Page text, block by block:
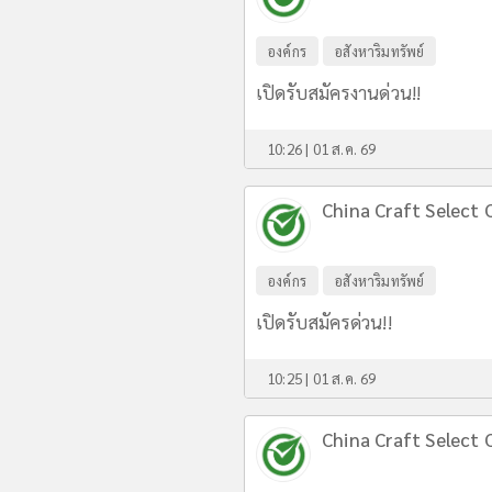
องค์กร อสังหาริมทรัพย์
เปิดรับสมัครงานด่วน!!
10:26 | 01 ส.ค. 69
China Craft Select
องค์กร อสังหาริมทรัพย์
เปิดรับสมัครด่วน!!
10:25 | 01 ส.ค. 69
China Craft Select